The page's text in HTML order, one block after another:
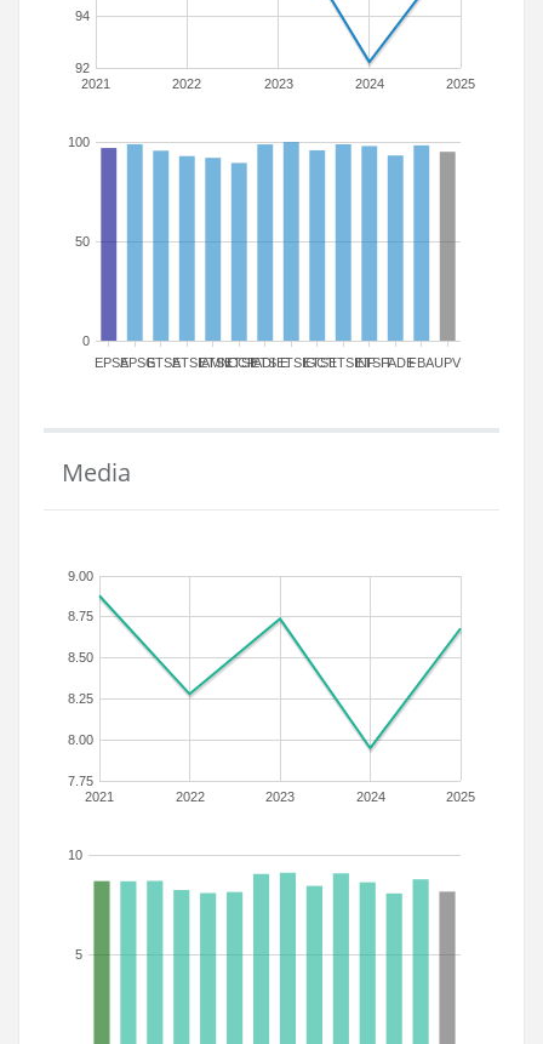
2021 2022 2023 2024 2025
92
94
EPSAEPSGETSAETSIAMN
ETSICCP
ETSIADI
ETSIEETSIGCT
ETSIIETSINFETSITFADEFBAUPV
0
50
100
Media
2021 2022 2023 2024 2025
7.75
8.00
8.25
8.50
8.75
9.00
5
10